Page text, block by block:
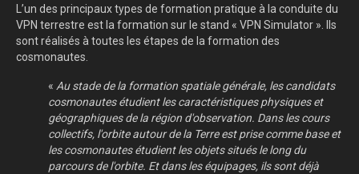
L’un des principaux types de formation pratique à la conduite du
VPN terrestre est la formation sur le stand « VPN Simulator ». Ils
sont réalisés à toutes les étapes de la formation des
cosmonautes.
« Au stade de la formation spatiale générale, les candidats
cosmonautes étudient les caractéristiques physiques et
géographiques de la région d'observation. Dans les cours
collectifs, l'orbite autour de la Terre est prise comme base et
les cosmonautes étudient les objets situés le long du
parcours de l'orbite. Et dans les équipages, ils sont déjà